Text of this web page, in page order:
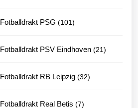
Fotballdrakt PSG 101101
Fotballdrakt PSV Eindhoven 2121
Fotballdrakt RB Leipzig 3232
Fotballdrakt Real Betis 77